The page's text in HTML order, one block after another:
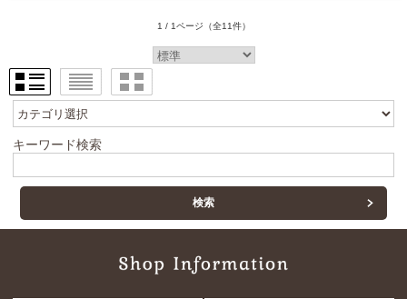
1 / 1ページ （全11件）
キーワード検索